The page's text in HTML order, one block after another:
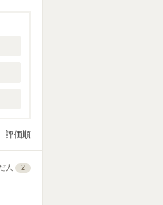
評価順
人 2